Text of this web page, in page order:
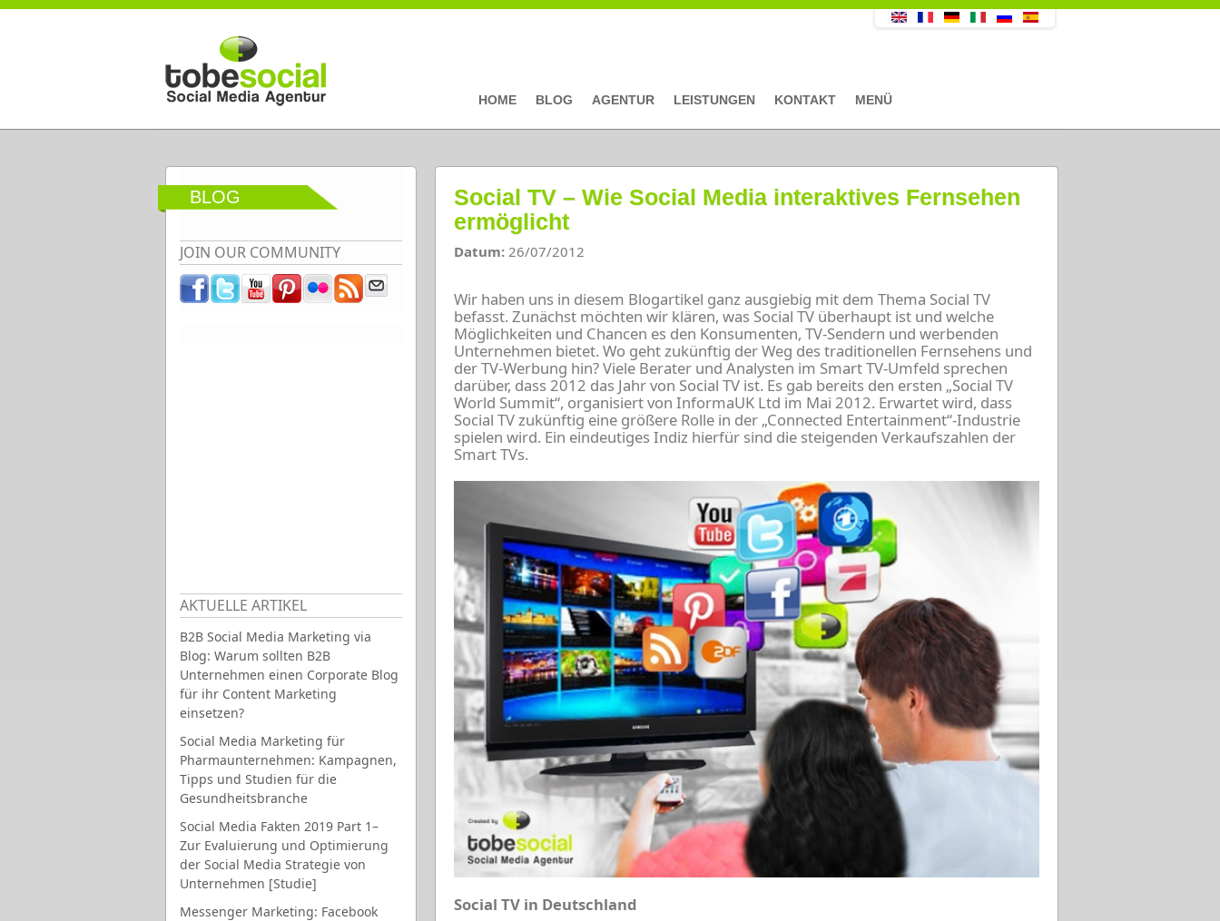
Direkt zum Inhalt
HOME BLOG AGENTUR LEISTUNGEN KONTAKT MENÜ
BLOG
JOIN OUR COMMUNITY
AKTUELLE ARTIKEL
B2B Social Media Marketing via
Blog: Warum sollten B2B
Unternehmen einen Corporate Blog
für ihr Content Marketing
einsetzen?
Social Media Marketing für
Pharmaunternehmen: Kampagnen,
Tipps und Studien für die
Gesundheitsbranche
Social Media Fakten 2019 Part 1–
Zur Evaluierung und Optimierung
der Social Media Strategie von
Unternehmen [Studie]
Messenger Marketing: Facebook
Social TV – Wie Social Media interaktives Fernsehen
ermöglicht
Datum: 26/07/2012
Wir haben uns in diesem Blogartikel ganz ausgiebig mit dem Thema Social TV
befasst. Zunächst möchten wir klären, was Social TV überhaupt ist und welche
Möglichkeiten und Chancen es den Konsumenten, TV-Sendern und werbenden
Unternehmen bietet. Wo geht zukünftig der Weg des traditionellen Fernsehens und
der TV-Werbung hin? Viele Berater und Analysten im Smart TV-Umfeld sprechen
darüber, dass 2012 das Jahr von Social TV ist. Es gab bereits den ersten „Social TV
World Summit“, organisiert von InformaUK Ltd im Mai 2012. Erwartet wird, dass
Social TV zukünftig eine größere Rolle in der „Connected Entertainment“-Industrie
spielen wird. Ein eindeutiges Indiz hierfür sind die steigenden Verkaufszahlen der
Smart TVs.
Social TV in Deutschland